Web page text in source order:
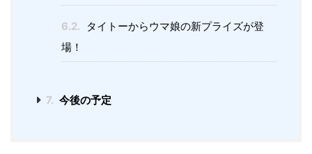
6.2.
タイトーからウマ娘の新プライズが登
場！
7. 今後の予定